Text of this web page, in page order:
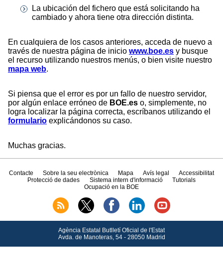
La ubicación del fichero que está solicitando ha
cambiado y ahora tiene otra dirección distinta.
En cualquiera de los casos anteriores, acceda de nuevo a
través de nuestra página de inicio www.boe.es y busque
el recurso utilizando nuestros menús, o bien visite nuestro
mapa web.
Si piensa que el error es por un fallo de nuestro servidor,
por algún enlace erróneo de BOE.es o, simplemente, no
logra localizar la página correcta, escríbanos utilizando el
formulario explicándonos su caso.
Muchas gracias.
Contacte Sobre la seu electrònica Mapa Avís legal
Accessibilitat
Protecció de dades
Sistema intern d'informació
Tutorials
Ocupació en la BOE
Agència Estatal Butlletí Oficial de l'Estat
Avda.de Manoteras, 54 - 28050 Madrid